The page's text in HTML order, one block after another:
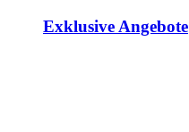
Exklusive Angebote